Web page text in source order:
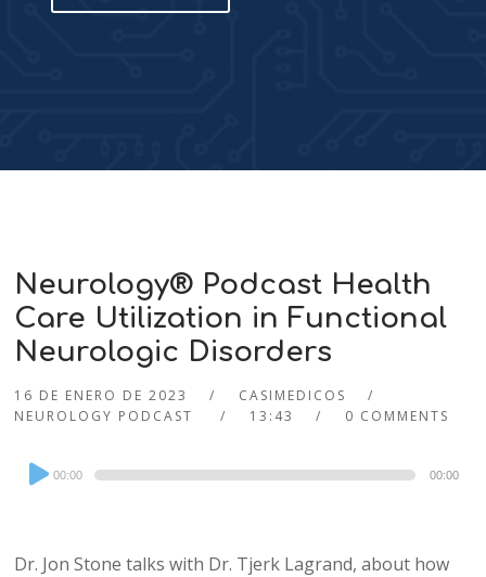
Neurology® Podcast Health
Care Utilization in Functional
Neurologic Disorders
16 DE ENERO DE 2023
CASIMEDICOS
NEUROLOGY PODCAST
13:43 0 COMMENTS
Audio
Player
00:00 00:00
Dr. Jon Stone talks with Dr. Tjerk Lagrand, about how